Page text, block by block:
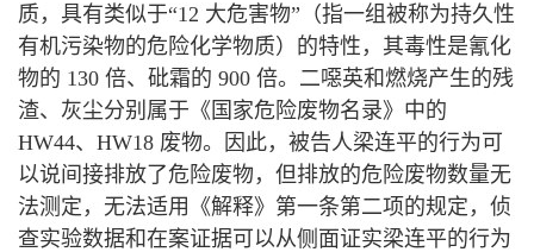
质，具有类似于“12 大危害物”（指一组被称为持久性
有机污染物的危险化学物质）的特性，其毒性是氰化
物的 130 倍、砒霜的 900 倍。二噁英和燃烧产生的残
渣、灰尘分别属于《国家危险废物名录》中的
HW44、HW18 废物。因此，被告人梁连平的行为可
以说间接排放了危险废物，但排放的危险废物数量无
法测定，无法适用《解释》第一条第二项的规定，侦
查实验数据和在案证据可以从侧面证实梁连平的行为